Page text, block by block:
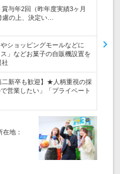
与年2回（昨年度実績3ヶ月
の上、決定い…
ショッピングモールなどに
」などお菓子の自販機設置を
社
二新卒も歓迎】★人柄重視の採
営業したい」「プライベート
地：